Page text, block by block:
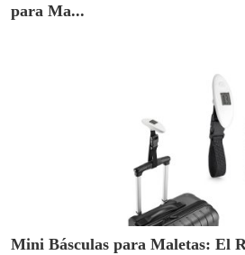
para Ma...
Mini Básculas para Maletas: El